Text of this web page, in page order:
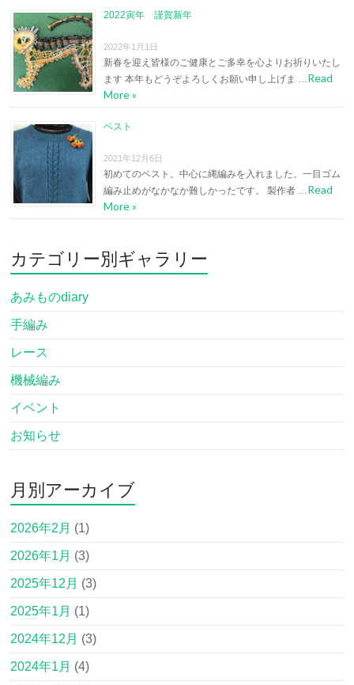
2022寅年 謹賀新年
2022年1月1日
新春を迎え皆様のご健康とご多幸を心よりお祈りいたし
ます 本年もどうぞよろしくお願い申し上げま …Read
More »
ベスト
2021年12月6日
初めてのベスト。中心に縄編みを入れました。一目ゴム
編み止めがなかなか難しかったです。 製作者 …Read
More »
カテゴリー別ギャラリー
あみものdiary
手編み
レース
機械編み
イベント
お知らせ
月別アーカイブ
2026年2月 (1)
2026年1月 (3)
2025年12月 (3)
2025年1月 (1)
2024年12月 (3)
2024年1月 (4)